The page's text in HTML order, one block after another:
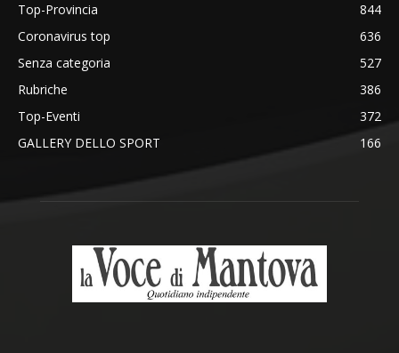
Top-Provincia
844
Coronavirus top
636
Senza categoria
527
Rubriche
386
Top-Eventi
372
GALLERY DELLO SPORT
166